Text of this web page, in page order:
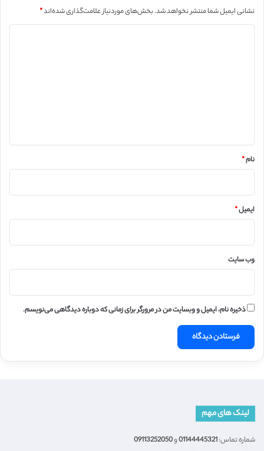
نشانی ایمیل شما منتشر نخواهد شد.بخش‌های موردنیاز علامت‌گذاری شده‌اند*
نام*
ایمیل*
وب‌ سایت
ذخیره نام، ایمیل و وبسایت من در مرورگر برای زمانی که دوباره دیدگاهی می‌نویسم.
لینک های مهم
شماره تماس:01144445321و09113252050